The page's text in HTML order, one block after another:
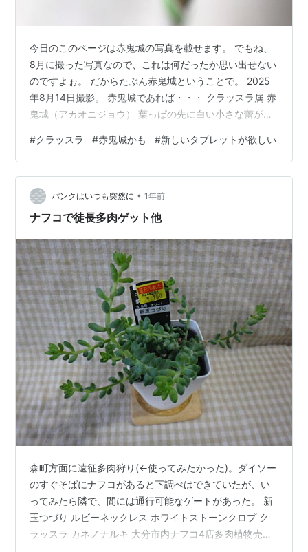
今日のこのページは赤鬼城の写真を載せます。 でもね、
8月に撮った写真なので、これは何だったか思い出せない
のですよぉ。 だからたぶん赤鬼城ということで。 2025
年8月14日撮影。 赤鬼城であれば・・・ クラッスラ属 赤
鬼城（アカオニジョウ） 葉っぱの先に白い小さな蕾が出
書いている私なのです😄 ちがいます！ さて、昨日はタブ
レットについて調べていて1日が終わりました。 今使って
いるタブレットはiPadProです。 古い型なので去年サポ
ートを終了しました。 でもねぇ、OSのアップデートをし
てくれるから使っていたのよぉ。 親切だわぁ〜💕 しか
#クラッスラ #赤鬼城かも #新しいタブレットが欲しい
パンクはいつも突然に • 1年前
ナフコで徒長多肉ゲット他
森町方面に遠征多肉狩り(←使ってみたかった)。ダイソー
のすぐそばにナフコがあると下調べはできていたが、い
ってみたら隣で、間には通行可能なゲートがあった。 新
玉つづり ルビーネックレス ホワイトストーンクロプ ク
ラッスラ カネノナルキ 大分市内ナフコ4店多肉植物売り